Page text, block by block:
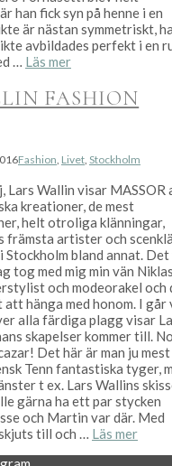
han fick syn på henne i en
är nästan symmetriskt,
avbildades perfekt i en
… Läs mer
FASHION
Fashion, Livet, Stockholm
Lars Wallin visar MASSOR
kreationer, de mest
helt otroliga klänningar,
främsta artister och
Stockholm bland annat.
tog med mig min vän Niklas
och modeorakel och
hänga med honom. I går
alla färdiga plagg visar
skapelser kommer till.
Det här är man ju mest
Tenn fantastiska tyger,
t ex. Lars Wallins
gärna ha ett par stycken
och Martin var där. Med
till och … Läs mer